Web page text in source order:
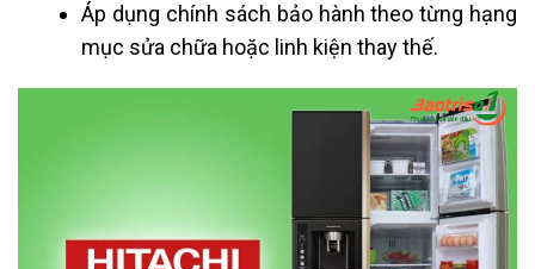
Áp dụng chính sách bảo hành theo từng hạng
mục sửa chữa hoặc linh kiện thay thế.